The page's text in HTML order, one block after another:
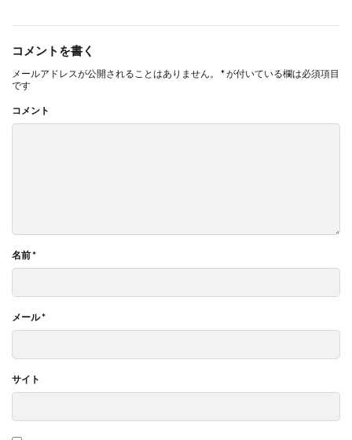
コメントを書く
メールアドレスが公開されることはありません。 *が付いている欄は必須項目
です
コメント
名前*
メール*
サイト